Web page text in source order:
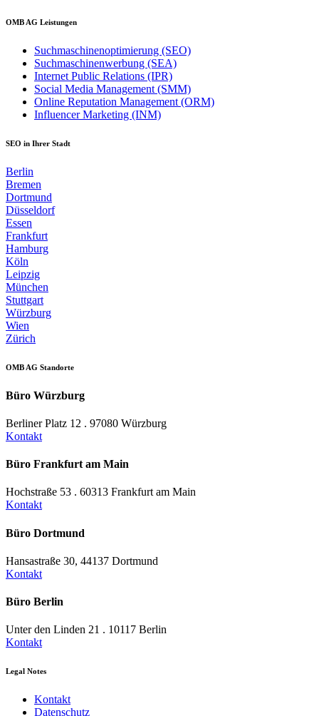
OMB AG Leistungen
Suchmaschinenoptimierung (SEO)
Suchmaschinenwerbung (SEA)
Internet Public Relations (IPR)
Social Media Management (SMM)
Online Reputation Management (ORM)
Influencer Marketing (INM)
SEO in Ihrer Stadt
Berlin
Bremen
Dortmund
Düsseldorf
Essen
Frankfurt
Hamburg
Köln
Leipzig
München
Stuttgart
Würzburg
Wien
Zürich
OMB AG Standorte
Büro Würzburg
Berliner Platz 12 . 97080 Würzburg
Kontakt
Büro Frankfurt am Main
Hochstraße 53 . 60313 Frankfurt am Main
Kontakt
Büro Dortmund
Hansastraße 30, 44137 Dortmund
Kontakt
Büro Berlin
Unter den Linden 21 . 10117 Berlin
Kontakt
Legal Notes
Kontakt
Datenschutz